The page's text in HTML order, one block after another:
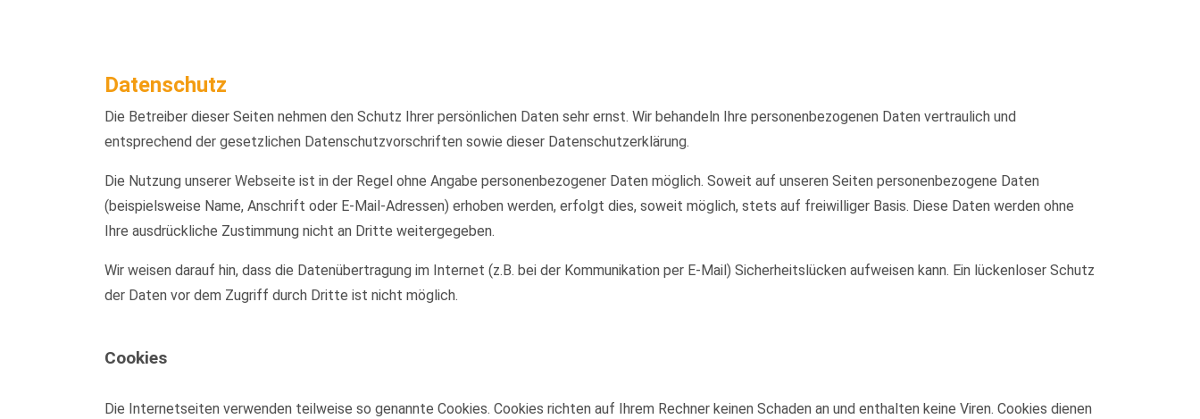
Datenschutz
Die Betreiber dieser Seiten nehmen den Schutz Ihrer persönlichen Daten sehr ernst. Wir behandeln Ihre personenbezogenen Daten vertraulich und
entsprechend der gesetzlichen Datenschutzvorschriften sowie dieser Datenschutzerklärung.
Die Nutzung unserer Webseite ist in der Regel ohne Angabe personenbezogener Daten möglich. Soweit auf unseren Seiten personenbezogene Daten
(beispielsweise Name, Anschrift oder E-Mail-Adressen) erhoben werden, erfolgt dies, soweit möglich, stets auf freiwilliger Basis. Diese Daten werden ohne
Ihre ausdrückliche Zustimmung nicht an Dritte weitergegeben.
Wir weisen darauf hin, dass die Datenübertragung im Internet (z.B. bei der Kommunikation per E-Mail) Sicherheitslücken aufweisen kann. Ein lückenloser Schutz
der Daten vor dem Zugriff durch Dritte ist nicht möglich.
Cookies
Die Internetseiten verwenden teilweise so genannte Cookies. Cookies richten auf Ihrem Rechner keinen Schaden an und enthalten keine Viren. Cookies dienen